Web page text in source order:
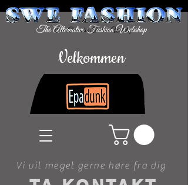
Vi vil meget gerne høre fra dig
Velkommen